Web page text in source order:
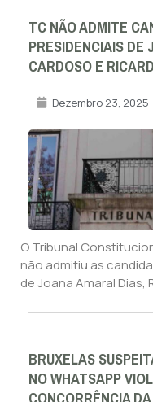
TC NÃO ADMITE
PRESIDENCIAIS
CARDOSO E
Dezembro 23, 2025
O Tribunal
não admitiu as
de Joana Amaral Dias,
BRUXELAS
NO WHATSAPP